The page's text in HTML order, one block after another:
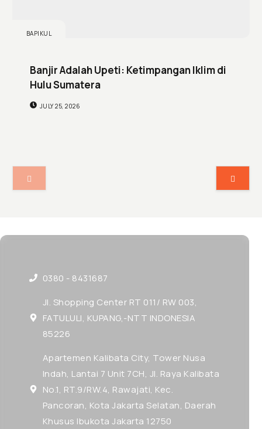
BAPIKUL
Banjir Adalah Upeti: Ketimpangan Iklim di
Hulu Sumatera
JULY 25, 2026
0380 - 8431687
Jl. Shopping Center RT 011/ RW 003,
FATULULI, KUPANG,-NTT INDONESIA
85226
Apartemen Kalibata City, Tower Nusa
Indah, Lantai 7 Unit 7CH, Jl. Raya Kalibata
No.1, RT.9/RW.4, Rawajati, Kec.
Pancoran, Kota Jakarta Selatan, Daerah
Khusus Ibukota Jakarta 12750